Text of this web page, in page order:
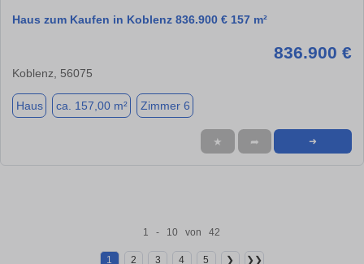
Haus zum Kaufen in Koblenz 836.900 € 157 m²
836.900 €
Koblenz, 56075
Haus ca. 157,00 m² Zimmer 6
★ ➦ ➜
1 - 10 von 42
1 2 3 4 5 ❯ ❯❯